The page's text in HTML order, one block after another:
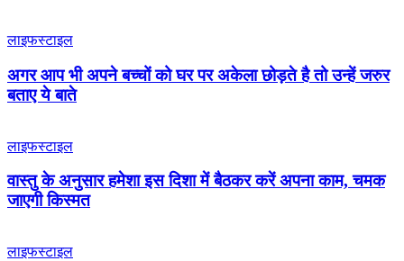
लाइफस्टाइल
अगर आप भी अपने बच्चों को घर पर अकेला छोड़ते है तो उन्हें जरुर
बताए ये बाते
लाइफस्टाइल
वास्तु के अनुसार हमेशा इस दिशा में बैठकर करें अपना काम, चमक
जाएगी किस्मत
लाइफस्टाइल